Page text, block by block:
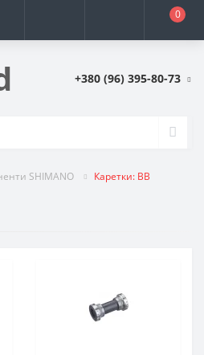
0
+380 (96) 395-80-73
SHIMANO Каретки: BB